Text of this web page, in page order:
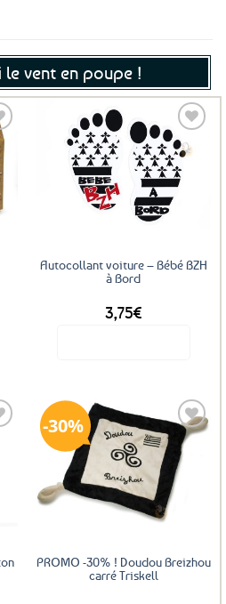
le vent en poupe !
Ajouter
aux
favoris
Autocollant voiture – Bébé BZH
à Bord
3,75€
30%
Ajouter
aux
favoris
PROMO -30% ! Doudou Breizhou
carré Triskell